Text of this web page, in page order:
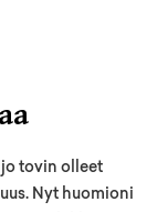
jo tovin olleet
Nyt huomioni